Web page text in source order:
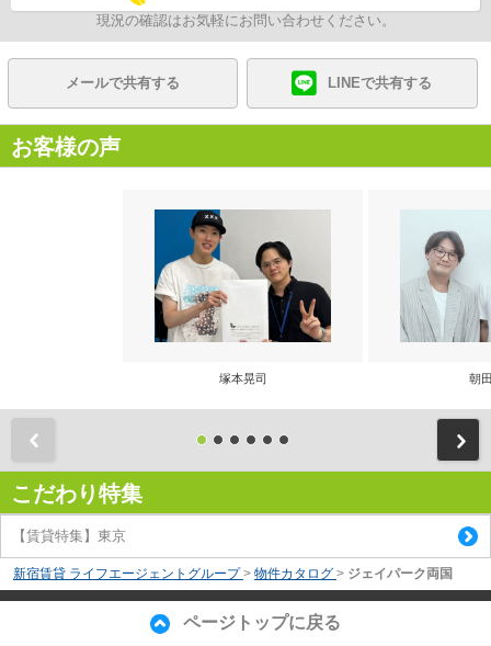
現況の確認はお気軽にお問い合わせください。
メールで共有する LINEで共有する
お客様の声
塚本晃司 朝
こだわり特集
【賃貸特集】東京
新宿賃貸 ライフエージェントグループ > 物件カタログ > ジェイパーク両国
ページトップに戻る